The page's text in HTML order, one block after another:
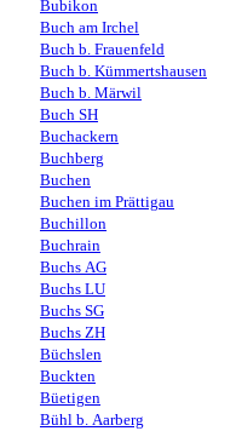
Bubikon
Buch am Irchel
Buch b. Frauenfeld
Buch b. Kümmertshausen
Buch b. Märwil
Buch SH
Buchackern
Buchberg
Buchen
Buchen im Prättigau
Buchillon
Buchrain
Buchs AG
Buchs LU
Buchs SG
Buchs ZH
Büchslen
Buckten
Büetigen
Bühl b. Aarberg